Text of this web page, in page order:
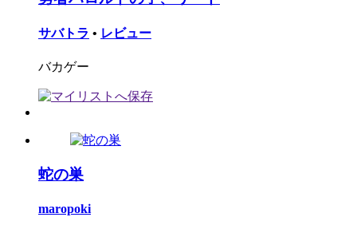
サバトラ • レビュー
バカゲー
蛇の巣
maropoki